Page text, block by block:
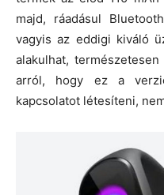
majd, ráadásul
vagyis az eddigi kiváló
alakulhat,
arról, hogy ez a
kapcsolatot létesíteni,